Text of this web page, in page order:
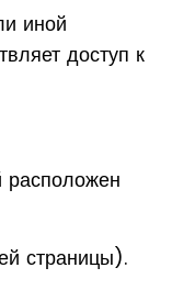
иной
доступ к
расположен
страницы).